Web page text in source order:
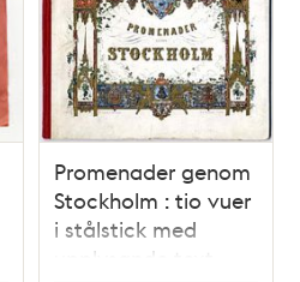
Promenader genom
Stockholm : tio vuer
i stålstick med
upplysande text